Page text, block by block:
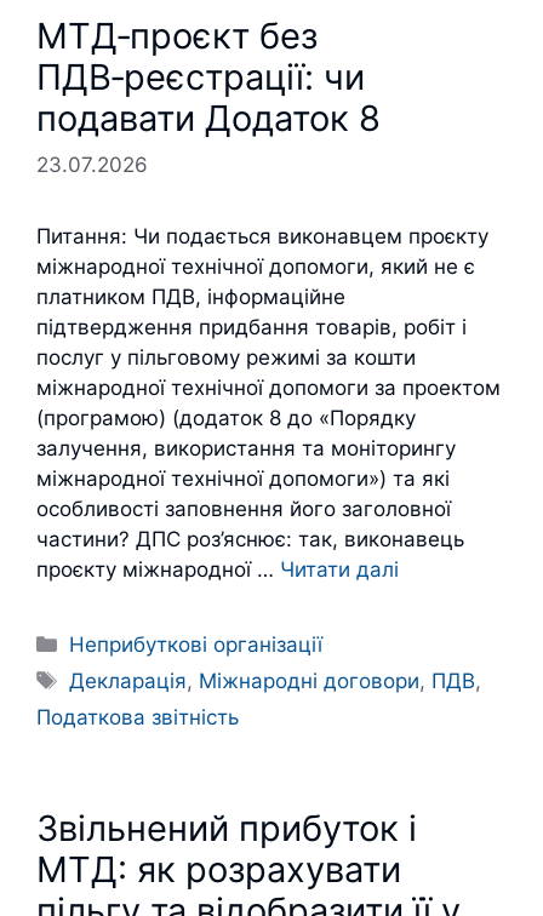
МТД‑проєкт без
ПДВ‑реєстрації: чи
подавати Додаток 8
23.07.2026
Питання: Чи подається виконавцем проєкту
міжнародної технічної допомоги, який не є
платником ПДВ, інформаційне
підтвердження придбання товарів, робіт і
послуг у пільговому режимі за кошти
міжнародної технічної допомоги за проектом
(програмою) (додаток 8 до «Порядку
залучення, використання та моніторингу
міжнародної технічної допомоги») та які
особливості заповнення його заголовної
частини? ДПС роз’яснює: так, виконавець
проєкту міжнародної … Читати далі
Категорії
Неприбуткові організації
Позначки
Декларація, Міжнародні договори, ПДВ,
Податкова звітність
Звільнений прибуток і
МТД: як розрахувати